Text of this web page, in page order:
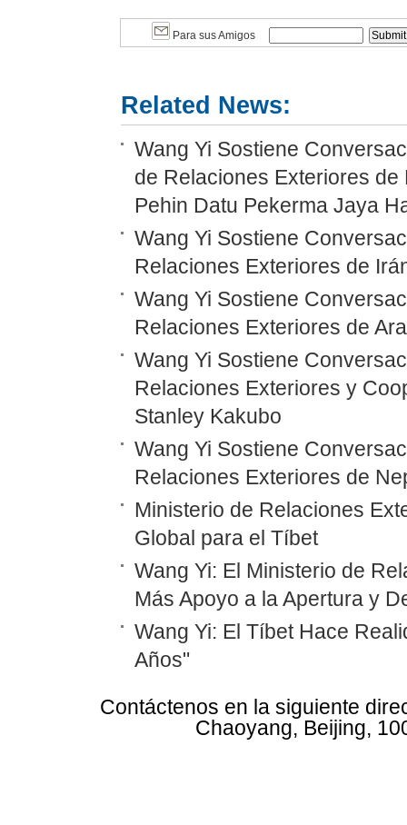
Para sus Amigos
Related News:
Wang Yi Sostiene
de Relaciones Exteriores
Pehin Datu Pekerma Jaya
Wang Yi Sostiene
Relaciones Exteriores de
Wang Yi Sostiene
Relaciones Exteriores de
Wang Yi Sostiene
Relaciones Exteriores y
Stanley Kakubo
Wang Yi Sostiene
Relaciones Exteriores de
Ministerio de Relaciones
Global para el Tíbet
Wang Yi: El Ministerio de
Más Apoyo a la Apertura y
Wang Yi: El Tíbet Hace
Años"
Contáctenos en la siguiente
Chaoyang, Beijing,